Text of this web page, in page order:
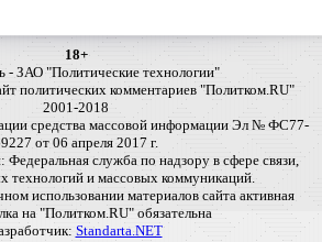
18+
- ЗАО "Политические технологии"
политических комментариев "Политком.RU"
2001-2018
средства массовой информации Эл № ФС77-
от 06 апреля 2017 г.
служба по надзору в сфере связи,
технологий и массовых коммуникаций.
использовании материалов сайта активная
на "Политком.RU" обязательна
Standarta.NET